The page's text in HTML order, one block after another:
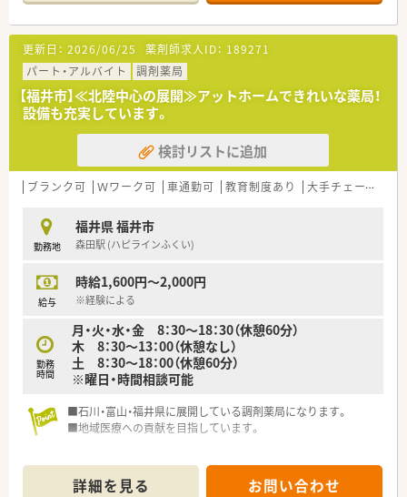
更新日： 2026/06/25 薬剤師求人ID： 189271
パート・アルバイト
調剤薬局
【福井市】≪北陸中心の展開≫アットホームできれいな薬局！
設備も充実しています。
検討リストに追加
ブランク可 Ｗワーク可 車通勤可 教育制度あり 大手チェーン以外
勤務地
福井県 福井市
森田駅 (ハピラインふくい)
給与
時給1,600円～2,000円
※経験による
勤務
時間
月・火・水・金 8：30～18：30（休憩60分）
木 8：30～13：00（休憩なし）
土 8：30～18：00（休憩60分）
※曜日・時間相談可能
■石川・富山・福井県に展開している調剤薬局になります。
■地域医療への貢献を目指しています。
詳細を見る お問い合わせ